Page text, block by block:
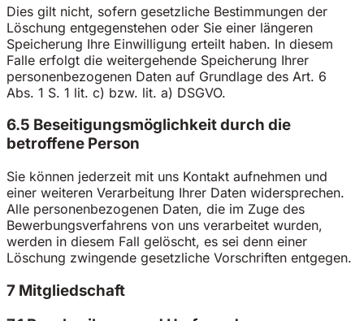
Dies gilt nicht, sofern gesetzliche Bestimmungen der
Löschung entgegenstehen oder Sie einer längeren
Speicherung Ihre Einwilligung erteilt haben. In diesem
Falle erfolgt die weitergehende Speicherung Ihrer
personenbezogenen Daten auf Grundlage des Art. 6
Abs. 1 S. 1 lit. c) bzw. lit. a) DSGVO.
6.5 Beseitigungsmöglichkeit durch die
betroffene Person
Sie können jederzeit mit uns Kontakt aufnehmen und
einer weiteren Verarbeitung Ihrer Daten widersprechen.
Alle personenbezogenen Daten, die im Zuge des
Bewerbungsverfahrens von uns verarbeitet wurden,
werden in diesem Fall gelöscht, es sei denn einer
Löschung zwingende gesetzliche Vorschriften entgegen.
7 Mitgliedschaft